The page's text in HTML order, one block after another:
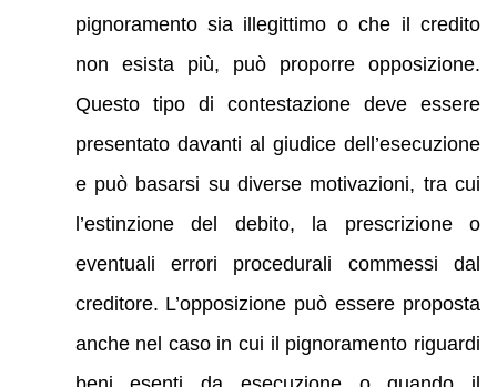
pignoramento sia illegittimo o che il credito
non esista più, può proporre opposizione.
Questo tipo di contestazione deve essere
presentato davanti al giudice dell’esecuzione
e può basarsi su diverse motivazioni, tra cui
l’estinzione del debito, la prescrizione o
eventuali errori procedurali commessi dal
creditore. L’opposizione può essere proposta
anche nel caso in cui il pignoramento riguardi